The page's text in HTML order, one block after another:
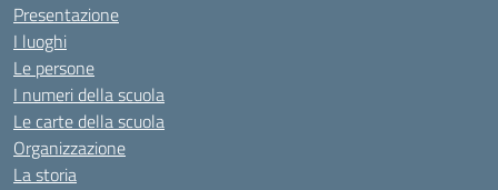
Presentazione
I luoghi
Le persone
I numeri della scuola
Le carte della scuola
Organizzazione
La storia